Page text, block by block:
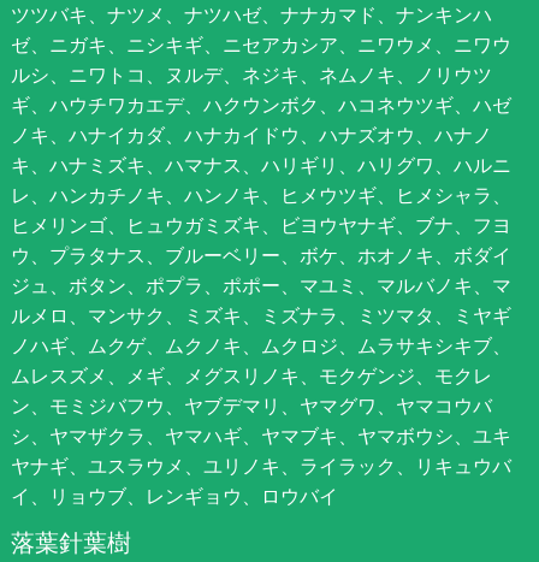
ツツバキ、ナツメ、ナツハゼ、ナナカマド、ナンキンハ
ゼ、ニガキ、ニシキギ、ニセアカシア、ニワウメ、ニワウ
ルシ、ニワトコ、ヌルデ、ネジキ、ネムノキ、ノリウツ
ギ、ハウチワカエデ、ハクウンボク、ハコネウツギ、ハゼ
ノキ、ハナイカダ、ハナカイドウ、ハナズオウ、ハナノ
キ、ハナミズキ、ハマナス、ハリギリ、ハリグワ、ハルニ
レ、ハンカチノキ、ハンノキ、ヒメウツギ、ヒメシャラ、
ヒメリンゴ、ヒュウガミズキ、ビヨウヤナギ、ブナ、フヨ
ウ、プラタナス、ブルーベリー、ボケ、ホオノキ、ボダイ
ジュ、ボタン、ポプラ、ポポー、マユミ、マルバノキ、マ
ルメロ、マンサク、ミズキ、ミズナラ、ミツマタ、ミヤギ
ノハギ、ムクゲ、ムクノキ、ムクロジ、ムラサキシキブ、
ムレスズメ、メギ、メグスリノキ、モクゲンジ、モクレ
ン、モミジバフウ、ヤブデマリ、ヤマグワ、ヤマコウバ
シ、ヤマザクラ、ヤマハギ、ヤマブキ、ヤマボウシ、ユキ
ヤナギ、ユスラウメ、ユリノキ、ライラック、リキュウバ
イ、リョウブ、レンギョウ、ロウバイ
落葉針葉樹